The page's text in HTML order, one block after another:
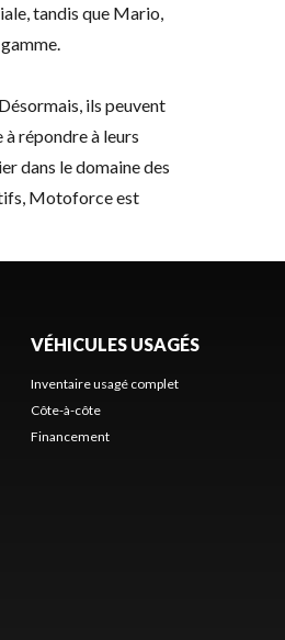
tandis que Mario,
ils peuvent
répondre à leurs
dans le domaine des
Motoforce est
VÉHICULES USAGÉS
Inventaire usagé complet
Côte-à-côte
Financement